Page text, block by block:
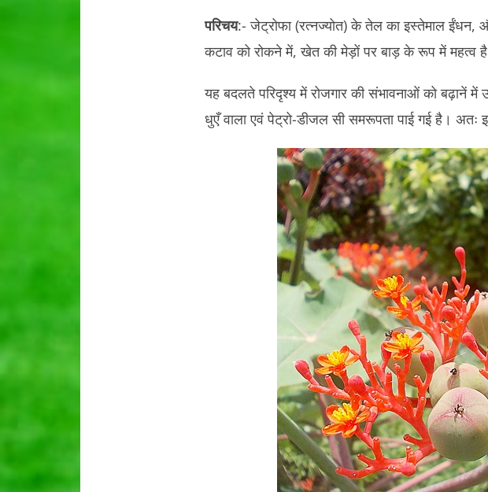
परिचय:- जेट्रोफा (रत्नज्योत) के तेल का इस्तेमाल ईंधन,
कटाव को रोकने में, खेत की मेड़ों पर बाड़ के रूप में महत्व
यह बदलते परिदृश्य में रोजगार की संभावनाओं को बढ़ानें
धुएँ वाला एवं पेट्रो-डीजल सी समरूपता पाई गई है। अतः